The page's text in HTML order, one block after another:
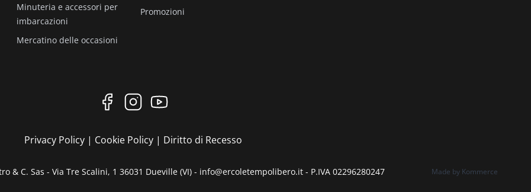
Minuteria e accessori per
imbarcazioni
Mercatino delle occasioni
Promozioni
Privacy Policy | Cookie Policy | Diritto di Recesso
& C. Sas - Via Tre Scalini, 1 36031 Dueville (VI) - info@ercoletempolibero.it - P.IVA 02296280247 Made by Kommerce